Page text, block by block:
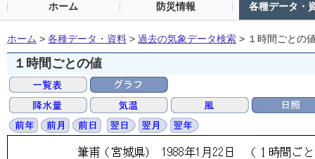
ホーム 防災情報 各種データ・
ホーム > 各種データ・資料 > 過去の気象データ検索 > １時間ごとの
１時間ごとの値